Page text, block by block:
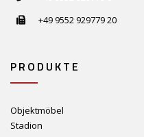
+49 9552 929779 20
PRODUKTE
Objektmöbel
Stadion